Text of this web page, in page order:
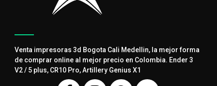
Venta impresoras 3d Bogota Cali Medellin, la mejor forma
de comprar online al mejor precio en Colombia. Ender 3
V2 / 5 plus, CR10 Pro, Artillery Genius X1